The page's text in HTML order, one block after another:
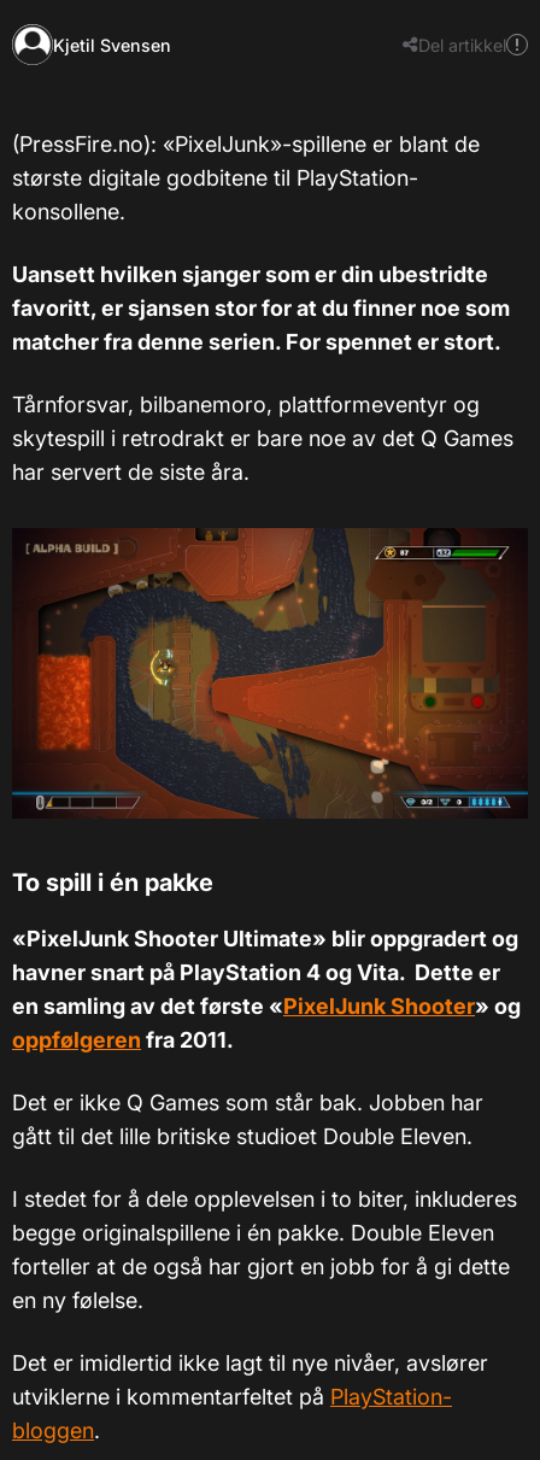
Kjetil Svensen Del artikkel
(PressFire.no): «PixelJunk»-spillene er blant de
største digitale godbitene til PlayStation-
konsollene.
Uansett hvilken sjanger som er din ubestridte
favoritt, er sjansen stor for at du finner noe som
matcher fra denne serien. For spennet er stort.
Tårnforsvar, bilbanemoro, plattformeventyr og
skytespill i retrodrakt er bare noe av det Q Games
har servert de siste åra.
To spill i én pakke
«PixelJunk Shooter Ultimate» blir oppgradert og
havner snart på PlayStation 4 og Vita. Dette er
en samling av det første «PixelJunk Shooter» og
oppfølgeren fra 2011.
Det er ikke Q Games som står bak. Jobben har
gått til det lille britiske studioet Double Eleven.
I stedet for å dele opplevelsen i to biter, inkluderes
begge originalspillene i én pakke. Double Eleven
forteller at de også har gjort en jobb for å gi dette
en ny følelse.
Det er imidlertid ikke lagt til nye nivåer, avslører
utviklerne i kommentarfeltet på PlayStation-
bloggen.